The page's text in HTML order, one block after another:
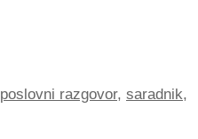
poslovni razgovor, saradnik,